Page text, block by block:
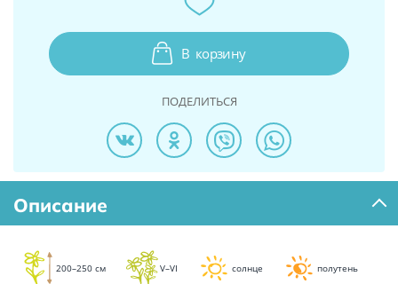
В корзину
ПОДЕЛИТЬСЯ
Описание
200–250 см V–VI солнце полутень